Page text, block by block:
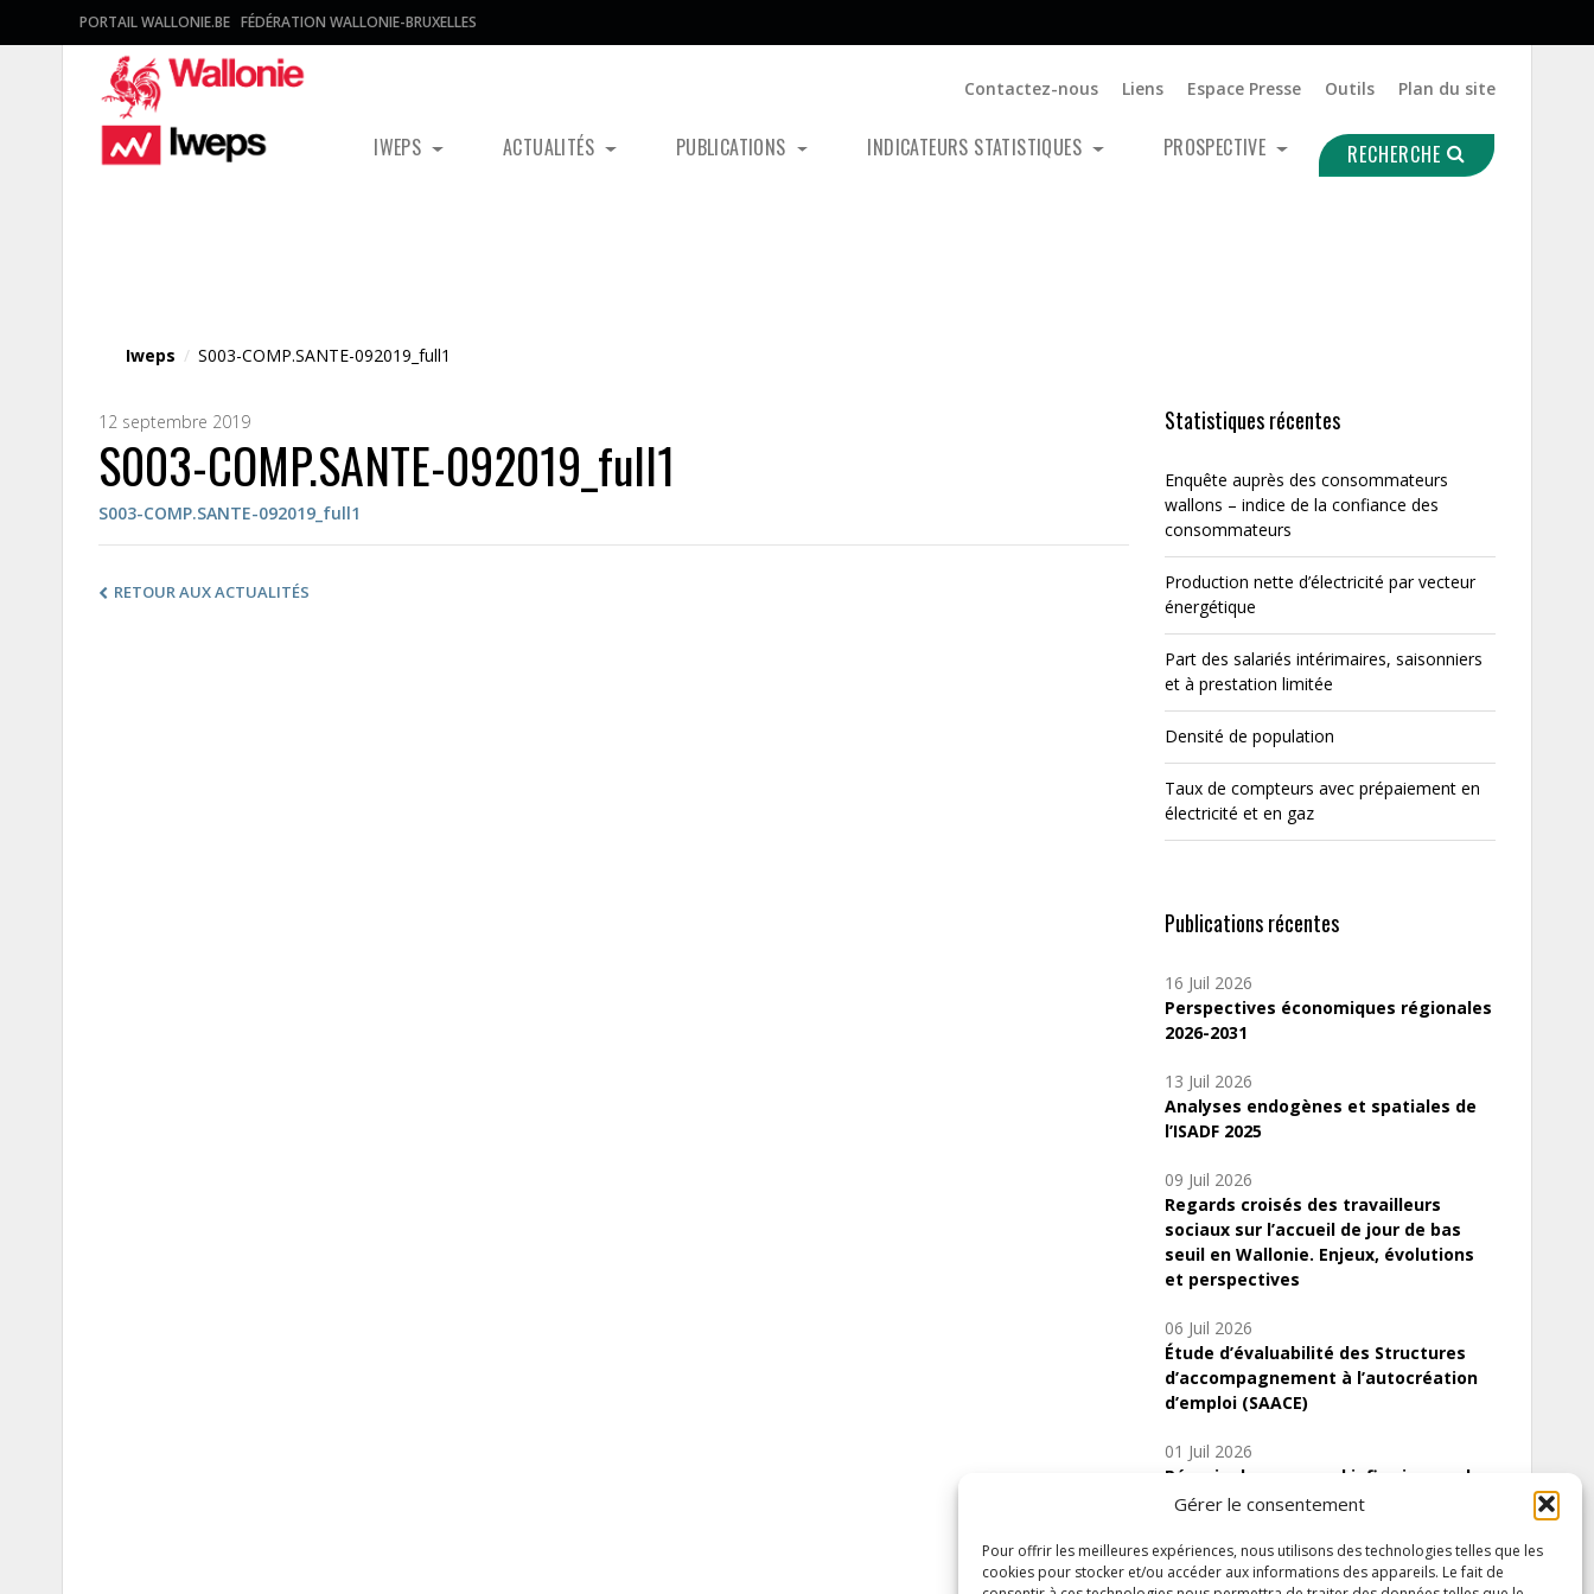
Gérer le consentement
Pour offrir les meilleures expériences, nous utilisons des technologies telles que les
cookies pour stocker et/ou accéder aux informations des appareils. Le fait de
PORTAIL WALLONIE.BE FÉDÉRATION WALLONIE-BRUXELLES
Contactez-nous Liens Espace Presse Outils Plan du site
IWEPS ACTUALITÉS PUBLICATIONS INDICATEURS STATISTIQUES PROSPECTIVE RECHERCHE
Iweps / S003-COMP.SANTE-092019_full1
12 septembre 2019
S003-COMP.SANTE-092019_full1
S003-COMP.SANTE-092019_full1
RETOUR AUX ACTUALITÉS
Statistiques récentes
Enquête auprès des consommateurs
wallons – indice de la confiance des
consommateurs
Production nette d’électricité par vecteur
énergétique
Part des salariés intérimaires, saisonniers
et à prestation limitée
Densité de population
Taux de compteurs avec prépaiement en
électricité et en gaz
Publications récentes
16 Juil 2026
Perspectives économiques régionales
2026-2031
13 Juil 2026
Analyses endogènes et spatiales de
l’ISADF 2025
09 Juil 2026
Regards croisés des travailleurs
sociaux sur l’accueil de jour de bas
seuil en Wallonie. Enjeux, évolutions
et perspectives
06 Juil 2026
Étude d’évaluabilité des Structures
d’accompagnement à l’autocréation
d’emploi (SAACE)
01 Juil 2026
Pénurie du personnel infirmier :quels
indicateurs d’offre de soins pour